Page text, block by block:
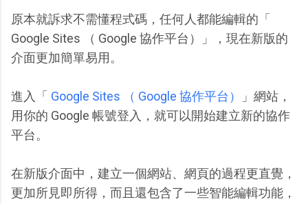
原本就訴求不需懂程式碼，任何人都能編輯的「
Google Sites （ Google 協作平台）」，現在新版的
介面更加簡單易用。
進入「 Google Sites （ Google 協作平台）
」網站，
用你的 Google 帳號登入，就可以開始建立新的協作
平台。
在新版介面中，建立一個網站、網頁的過程更直覺，
更加所見即所得，而且還包含了一些智能編輯功能，